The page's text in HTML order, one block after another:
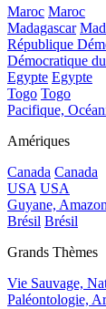
Maroc Maroc
Madagascar
République
Démocratique
Egypte Egypte
Togo Togo
Pacifique,
Amériques
Canada Canada
USA USA
Guyane,
Brésil Brésil
Grands Thèmes
Vie Sauvage,
Paléontologie,